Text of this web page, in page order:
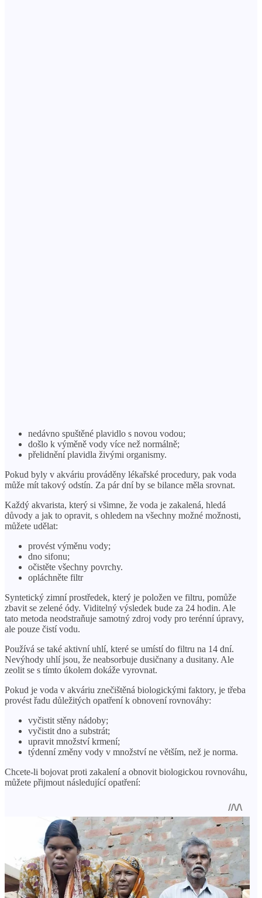
nedávno spuštěné plavidlo s novou vodou;
došlo k výměně vody více než normálně;
přelidnění plavidla živými organismy.
Pokud byly v akváriu prováděny lékařské procedury, pak voda
může mít takový odstín. Za pár dní by se bilance měla srovnat.
Každý akvarista, který si všimne, že voda je zakalená, hledá
důvody a jak to opravit, s ohledem na všechny možné možnosti,
můžete udělat:
provést výměnu vody;
dno sifonu;
očistěte všechny povrchy.
opláchněte filtr
Syntetický zimní prostředek, který je položen ve filtru, pomůže
zbavit se zelené ódy. Viditelný výsledek bude za 24 hodin. Ale
tato metoda neodstraňuje samotný zdroj vody pro terénní úpravy,
ale pouze čistí vodu.
Používá se také aktivní uhlí, které se umístí do filtru na 14 dní.
Nevýhody uhlí jsou, že neabsorbuje dusičnany a dusitany. Ale
zeolit ​​se s tímto úkolem dokáže vyrovnat.
Pokud je voda v akváriu znečištěná biologickými faktory, je třeba
provést řadu důležitých opatření k obnovení rovnováhy:
vyčistit stěny nádoby;
vyčistit dno a substrát;
upravit množství krmení;
týdenní změny vody v množství ne větším, než je norma.
Chcete-li bojovat proti zakalení a obnovit biologickou rovnováhu,
můžete přijmout následující opatření: